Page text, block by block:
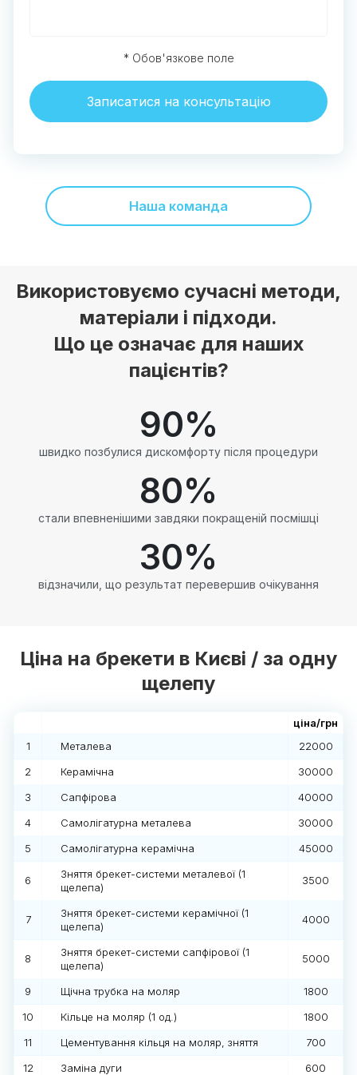
* Обов'язкове поле
Записатися на консультацію
Наша команда
Використовуємо сучасні методи,
матеріали і підходи.
Що це означає для наших
пацієнтів?
швидко позбулися дискомфорту після процедури
90%
стали впевненішими завдяки покращеній посмішці
80%
відзначили, що результат перевершив очікування
30%
Ціна на брекети в Києві / за одну
щелепу
ціна/грн
1
Металева
22000
2
Керамічна
30000
3
Сапфірова
40000
4
Самолігатурна металева
30000
5
Самолігатурна керамічна 45000
6
Зняття брекет-системи металевої (1
щелепа)
3500
7
Зняття брекет-системи керамічної (1
щелепа)
4000
8
Зняття брекет-системи сапфірової (1
щелепа)
5000
9 Щічна трубка на моляр
1800
10
Кільце на моляр (1 од.)
1800
11
Цементування кільця на моляр, зняття
700
12
Заміна дуги
600